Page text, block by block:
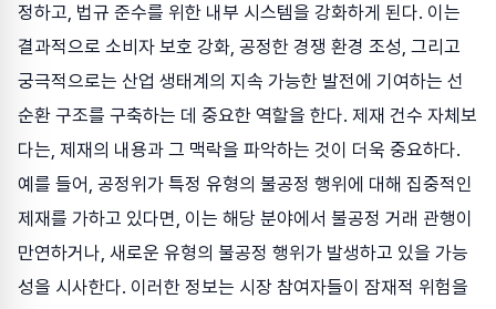
정하고, 법규 준수를 위한 내부 시스템을 강화하게 된다. 이는
결과적으로 소비자 보호 강화, 공정한 경쟁 환경 조성, 그리고
궁극적으로는 산업 생태계의 지속 가능한 발전에 기여하는 선
순환 구조를 구축하는 데 중요한 역할을 한다. 제재 건수 자체보
다는, 제재의 내용과 그 맥락을 파악하는 것이 더욱 중요하다.
예를 들어, 공정위가 특정 유형의 불공정 행위에 대해 집중적인
제재를 가하고 있다면, 이는 해당 분야에서 불공정 거래 관행이
만연하거나, 새로운 유형의 불공정 행위가 발생하고 있을 가능
성을 시사한다. 이러한 정보는 시장 참여자들이 잠재적 위험을